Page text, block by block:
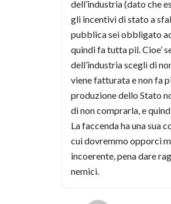
dell’industria (dato che
gli incentivi di stato a
pubblica sei obbligato
quindi fa tutta pil. Cioe’
dell’industria scegli di
viene fatturata e non fa
produzione dello Stato
di non comprarla, e
La faccenda ha una sua
cui dovremmo opporci
incoerente, pena dare
nemici.